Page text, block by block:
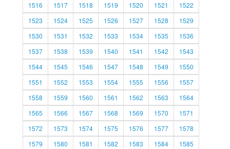
1516
1517 1518 1519 1520 1521
1522
1523
1524 1525 1526 1527 1528
1529
1530
1531 1532 1533 1534 1535
1536
1537
1538 1539 1540 1541 1542
1543
1544
1545 1546 1547 1548 1549
1550
1551
1552 1553 1554 1555 1556
1557
1558
1559 1560 1561 1562 1563
1564
1565
1566 1567 1568 1569 1570
1571
1572
1573 1574 1575 1576 1577
1578
1579
1580 1581 1582 1583 1584
1585